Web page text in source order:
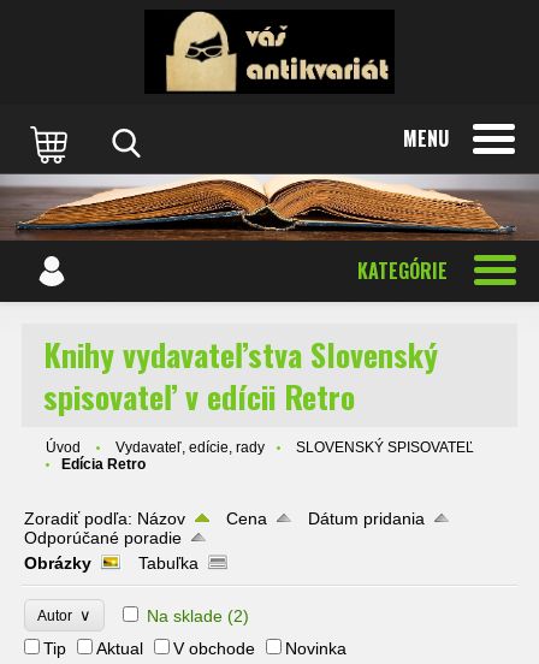
MENU
KATEGÓRIE
Knihy vydavateľstva Slovenský
spisovateľ v edícii Retro
Úvod Vydavateľ, edície, rady
SLOVENSKÝ SPISOVATEĽ
Edícia Retro
Zoradiť podľa: Názov Cena
Dátum pridania
Odporúčané poradie
Obrázky
Tabuľka
Autor ∨ Na sklade (2)
Tip
Aktual V obchode
Novinka